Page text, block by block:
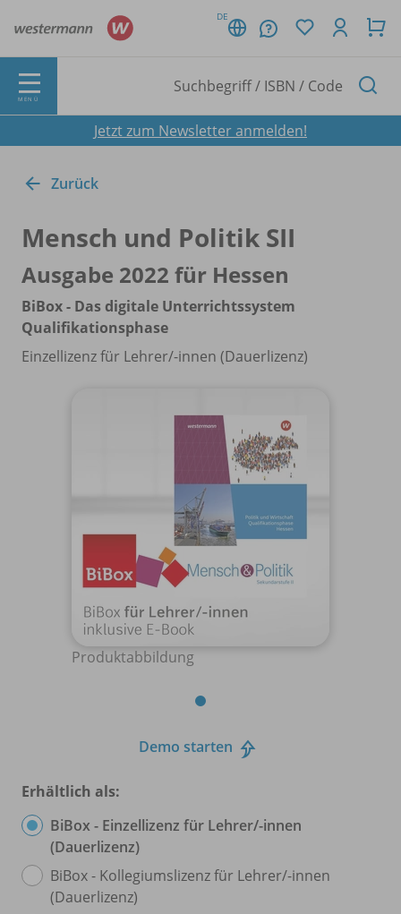
DE
MENÜ
Jetzt zum Newsletter anmelden!
Zurück
Mensch und Politik SII
Ausgabe 2022 für Hessen
BiBox - Das digitale Unterrichtssystem
Qualifikationsphase
Einzellizenz für Lehrer/-innen (Dauerlizenz)
Produktabbildung
Demo starten
Erhältlich als:
BiBox - Einzellizenz für Lehrer/-innen
(Dauerlizenz)
BiBox - Kollegiumslizenz für Lehrer/-innen
(Dauerlizenz)